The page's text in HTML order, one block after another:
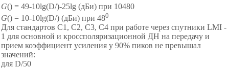
G() = 49-10lg(D/)-25lg (дБи) при 10480
G() = 10-10lg(D/) (дБи) при 480
Для стандартов С1, С2, С3, С4 при работе через спутники LMI -
1 для основной и кроссполяризационной ДН на передачу и
прием коэффициент усиления у 90% пиков не превышал
значений:
для D/50